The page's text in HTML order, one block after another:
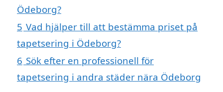
Ödeborg?
5 Vad hjälper till att bestämma priset på
tapetsering i Ödeborg?
6 Sök efter en professionell för
tapetsering i andra städer nära Ödeborg